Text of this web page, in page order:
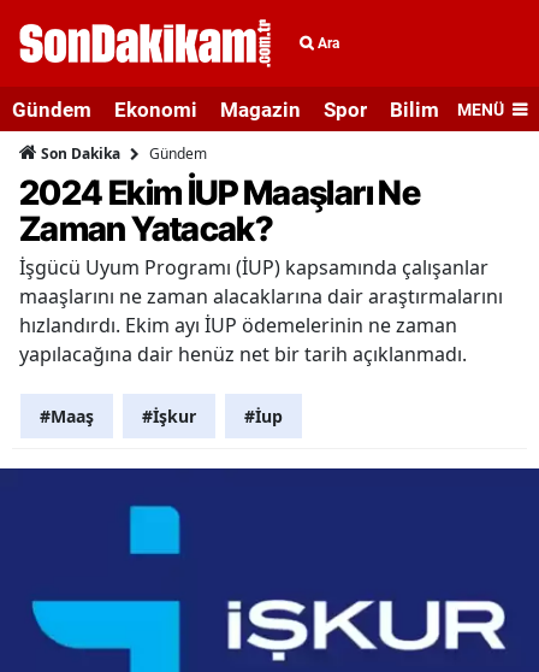
Ara
Gündem Ekonomi Magazin Spor Bilim veMENÜ
Son Dakika Gündem
2024 Ekim İUP Maaşları Ne
Zaman Yatacak?
İşgücü Uyum Programı (İUP) kapsamında çalışanlar
maaşlarını ne zaman alacaklarına dair araştırmalarını
hızlandırdı. Ekim ayı İUP ödemelerinin ne zaman
yapılacağına dair henüz net bir tarih açıklanmadı.
#Maaş #İşkur #İup